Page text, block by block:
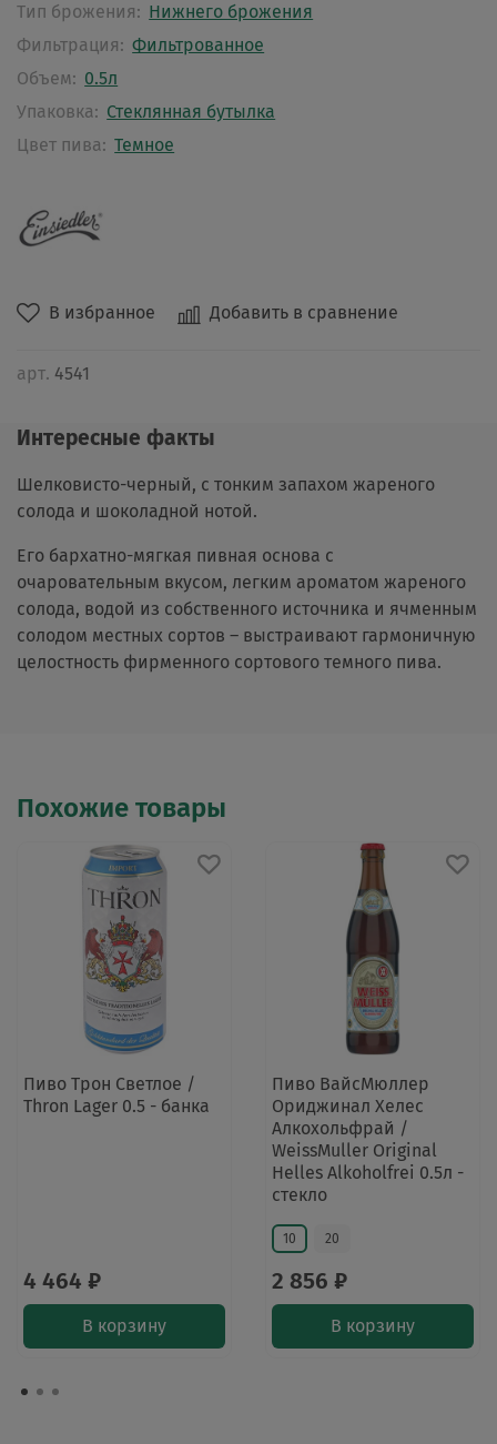
В избранное Добавить в сравнение
арт. 4541
Тип брожения: Нижнего брожения
Фильтрация: Фильтрованное
Объем: 0.5л
Упаковка: Стеклянная бутылка
Цвет пива: Темное
Интересные факты
Шелковисто-черный, с тонким запахом жареного
солода и шоколадной нотой.
Его бархатно-мягкая пивная основа с
очаровательным вкусом, легким ароматом жареного
солода, водой из собственного источника и ячменным
солодом местных сортов – выстраивают гармоничную
целостность фирменного сортового темного пива.
Похожие товары
Пиво Трон Светлое /
Thron Lager 0.5 - банка
4 464 ₽
В корзину
Пиво ВайсМюллер
Ориджинал Хелес
Алкохольфрай /
WeissMuller Original
Helles Alkoholfrei 0.5л -
стекло
10 20
2 856 ₽
В корзину